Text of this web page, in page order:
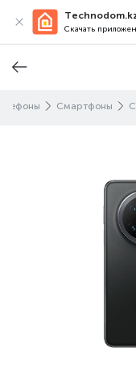
Скачать
Смартфоны